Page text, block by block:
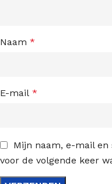
Naam *
E-mail *
Mijn naam, e-mail
voor de volgende keer